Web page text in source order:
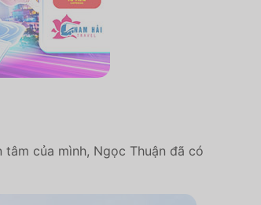
của mình, Ngọc Thuận đã có